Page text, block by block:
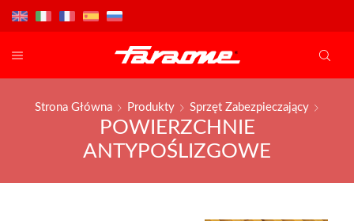
Strona Główna Produkty Sprzęt Zabezpieczający
POWIERZCHNIE
ANTYPOŚLIZGOWE